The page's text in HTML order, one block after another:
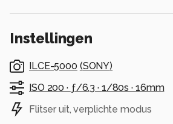
Instellingen
ILCE-5000 (SONY)
ISO 200 · ƒ/6.3 · 1/80s · 16mm
Flitser uit, verplichte modus